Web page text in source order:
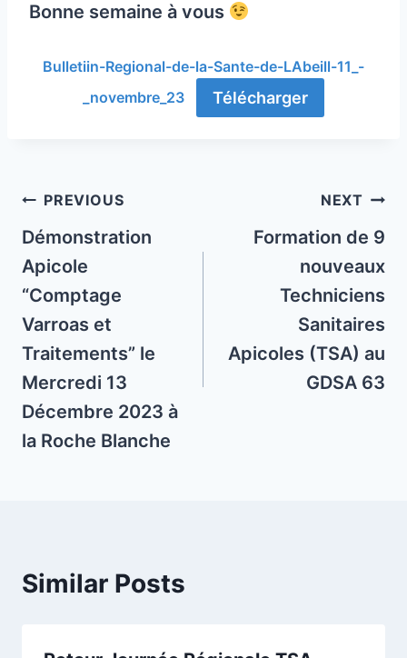
Bonne semaine à vous
Bulletiin-Regional-de-la-Sante-de-LAbeill-11_-
_novembre_23
Télécharger
Post
navigation
PREVIOUS
Démonstration
Apicole
“Comptage
Varroas et
Traitements” le
Mercredi 13
Décembre 2023 à
la Roche Blanche
NEXT
Formation de 9
nouveaux
Techniciens
Sanitaires
Apicoles (TSA) au
GDSA 63
Similar Posts